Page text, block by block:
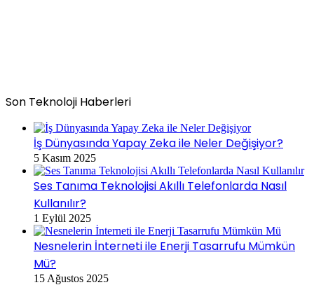
Son Teknoloji Haberleri
İş Dünyasında Yapay Zeka ile Neler Değişiyor?
5 Kasım 2025
Ses Tanıma Teknolojisi Akıllı Telefonlarda Nasıl
Kullanılır?
1 Eylül 2025
Nesnelerin İnterneti ile Enerji Tasarrufu Mümkün
Mü?
15 Ağustos 2025